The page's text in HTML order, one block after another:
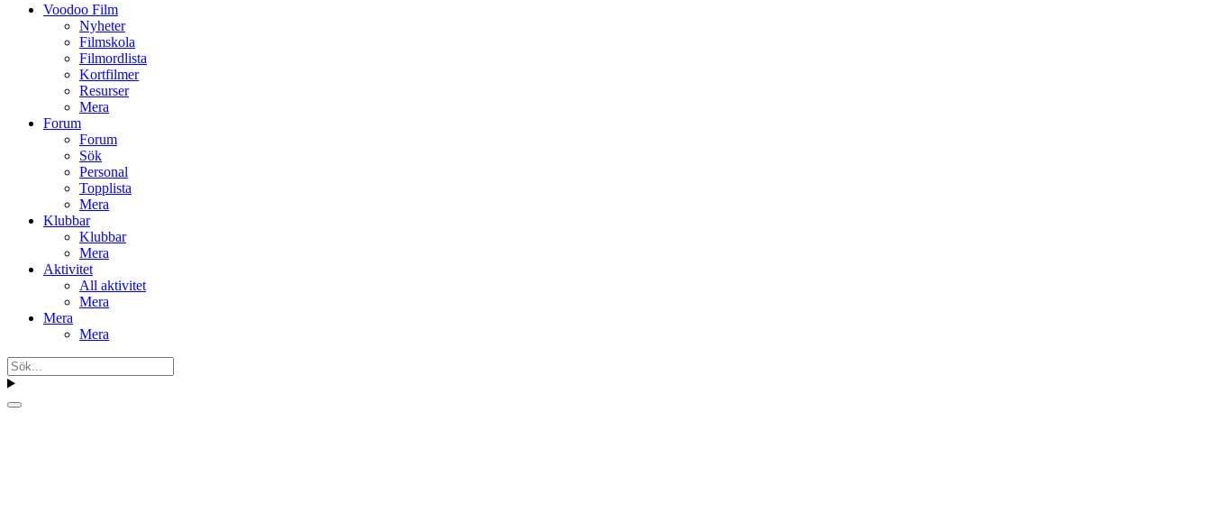
Voodoo Film
Nyheter
Filmskola
Filmordlista
Kortfilmer
Resurser
Mera
Forum
Forum
Sök
Personal
Topplista
Mera
Klubbar
Klubbar
Mera
Aktivitet
All aktivitet
Mera
Mera
Mera